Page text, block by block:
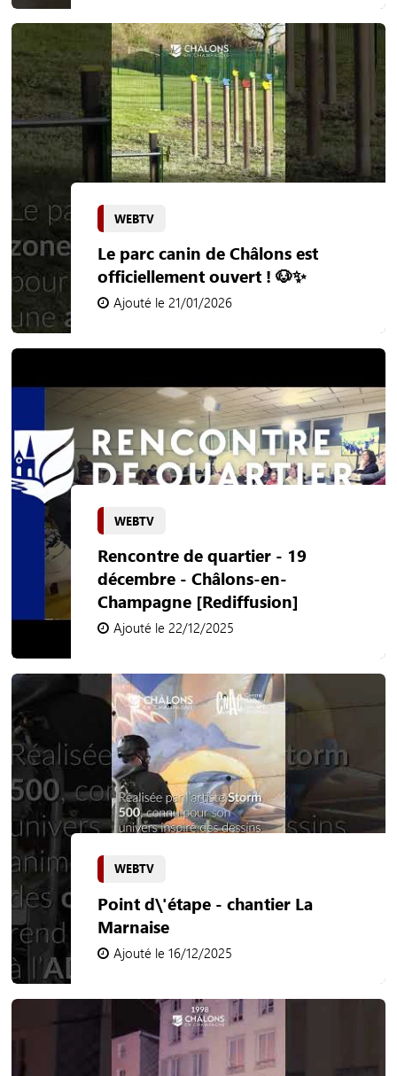
WEBTV
Le parc canin de Châlons est
officiellement ouvert ! 🐶✨
Ajouté le 21/01/2026
WEBTV
Rencontre de quartier - 19
décembre - Châlons-en-
Champagne [Rediffusion]
Ajouté le 22/12/2025
WEBTV
Point d\'étape - chantier La
Marnaise
Ajouté le 16/12/2025